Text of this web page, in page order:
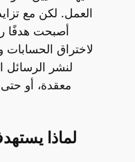
العمل. لكن مع
أصبحت هدفًا
لاختراق الحسابات
لنشر الرسائل
معقدة، أو
لماذا